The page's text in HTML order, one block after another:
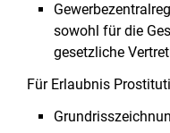
sowohl für die
gesetzliche
Für Erlaubnis